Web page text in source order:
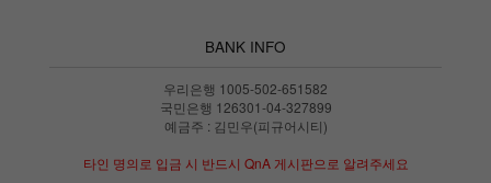
BANK INFO
우리은행 1005-502-651582
국민은행 126301-04-327899
예금주 : 김민우(피규어시티)
타인 명의로 입금 시 반드시 QnA 게시판으로 알려주세요